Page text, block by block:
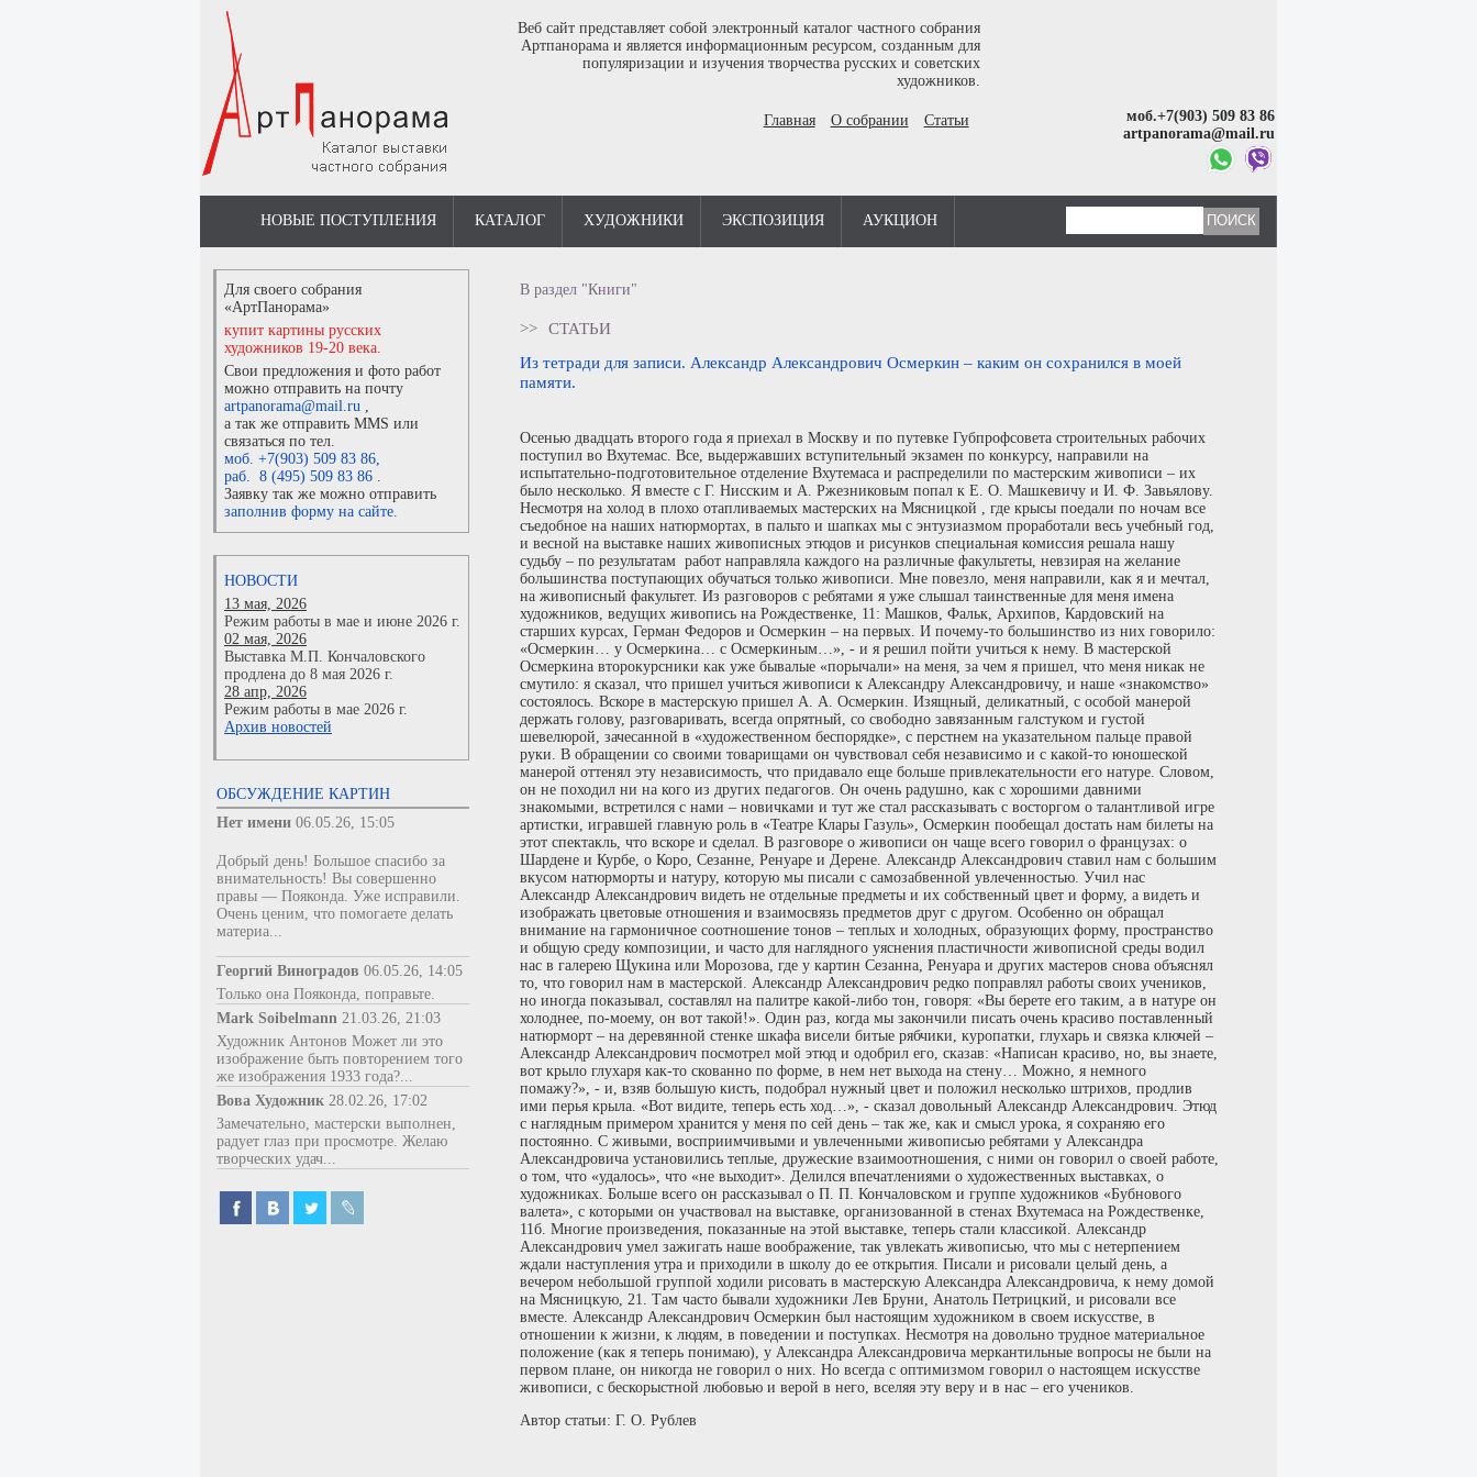
Веб сайт представляет собой электронный каталог частного собрания
Артпанорама и является информационным ресурсом, созданным для
популяризации и изучения творчества русских и советских
художников.
Главная О собрании Статьи
моб.+7(903) 509 83 86
artpanorama@mail.ru
НОВЫЕ ПОСТУПЛЕНИЯ КАТАЛОГ ХУДОЖНИКИ ЭКСПОЗИЦИЯ АУКЦИОН
Для своего собрания
«АртПанорама»
купит картины русских
художников 19-20 века.
Свои предложения и фото работ
можно отправить на почту
artpanorama@mail.ru ,
а так же отправить MMS или
связаться по тел.
моб. +7(903) 509 83 86,
раб. 8 (495) 509 83 86 .
Заявку так же можно отправить
заполнив форму на сайте.
НОВОСТИ
13 мая, 2026
Режим работы в мае и июне 2026 г.
02 мая, 2026
Выставка М.П. Кончаловского
продлена до 8 мая 2026 г.
28 апр, 2026
Режим работы в мае 2026 г.
Архив новостей
ОБСУЖДЕНИЕ КАРТИН
Нет имени 06.05.26, 15:05
Добрый день! Большое спасибо за
внимательность! Вы совершенно
правы — Пояконда. Уже исправили.
Очень ценим, что помогаете делать
материа...
Георгий Виноградов 06.05.26, 14:05
Только она Пояконда, поправьте.
Mark Soibelmann 21.03.26, 21:03
Художник Антонов Может ли это
изображение быть повторением того
же изображения 1933 года?...
Вова Художник 28.02.26, 17:02
Замечательно, мастерски выполнен,
радует глаз при просмотре. Желаю
творческих удач...
В раздел "Книги"
>> СТАТЬИ
Из тетради для записи. Александр Александрович Осмеркин – каким он сохранился в моей
памяти.
Осенью двадцать второго года я приехал в Москву и по путевке Губпрофсовета строительных рабочих
поступил во Вхутемас. Все, выдержавших вступительный экзамен по конкурсу, направили на
испытательно-подготовительное отделение Вхутемаса и распределили по мастерским живописи – их
было несколько. Я вместе с Г. Нисским и А. Ржезниковым попал к Е. О. Машкевичу и И. Ф. Завьялову.
Несмотря на холод в плохо отапливаемых мастерских на Мясницкой , где крысы поедали по ночам все
съедобное на наших натюрмортах, в пальто и шапках мы с энтузиазмом проработали весь учебный год,
и весной на выставке наших живописных этюдов и рисунков специальная комиссия решала нашу
судьбу – по результатам работ направляла каждого на различные факультеты, невзирая на желание
большинства поступающих обучаться только живописи. Мне повезло, меня направили, как я и мечтал,
на живописный факультет. Из разговоров с ребятами я уже слышал таинственные для меня имена
художников, ведущих живопись на Рождественке, 11: Машков, Фальк, Архипов, Кардовский на
старших курсах, Герман Федоров и Осмеркин – на первых. И почему-то большинство из них говорило:
«Осмеркин… у Осмеркина… с Осмеркиным…», - и я решил пойти учиться к нему. В мастерской
Осмеркина второкурсники как уже бывалые «порычали» на меня, за чем я пришел, что меня никак не
смутило: я сказал, что пришел учиться живописи к Александру Александровичу, и наше «знакомство»
состоялось. Вскоре в мастерскую пришел А. А. Осмеркин. Изящный, деликатный, с особой манерой
держать голову, разговаривать, всегда опрятный, со свободно завязанным галстуком и густой
шевелюрой, зачесанной в «художественном беспорядке», с перстнем на указательном пальце правой
руки. В обращении со своими товарищами он чувствовал себя независимо и с какой-то юношеской
манерой оттенял эту независимость, что придавало еще больше привлекательности его натуре. Словом,
он не походил ни на кого из других педагогов. Он очень радушно, как с хорошими давними
знакомыми, встретился с нами – новичками и тут же стал рассказывать с восторгом о талантливой игре
артистки, игравшей главную роль в «Театре Клары Газуль», Осмеркин пообещал достать нам билеты на
этот спектакль, что вскоре и сделал. В разговоре о живописи он чаще всего говорил о французах: о
Шардене и Курбе, о Коро, Сезанне, Ренуаре и Дерене. Александр Александрович ставил нам с большим
вкусом натюрморты и натуру, которую мы писали с самозабвенной увлеченностью. Учил нас
Александр Александрович видеть не отдельные предметы и их собственный цвет и форму, а видеть и
изображать цветовые отношения и взаимосвязь предметов друг с другом. Особенно он обращал
внимание на гармоничное соотношение тонов – теплых и холодных, образующих форму, пространство
и общую среду композиции, и часто для наглядного уяснения пластичности живописной среды водил
нас в галерею Щукина или Морозова, где у картин Сезанна, Ренуара и других мастеров снова объяснял
то, что говорил нам в мастерской. Александр Александрович редко поправлял работы своих учеников,
но иногда показывал, составлял на палитре какой-либо тон, говоря: «Вы берете его таким, а в натуре он
холоднее, по-моему, он вот такой!». Один раз, когда мы закончили писать очень красиво поставленный
натюрморт – на деревянной стенке шкафа висели битые рябчики, куропатки, глухарь и связка ключей –
Александр Александрович посмотрел мой этюд и одобрил его, сказав: «Написан красиво, но, вы знаете,
вот крыло глухаря как-то скованно по форме, в нем нет выхода на стену… Можно, я немного
помажу?», - и, взяв большую кисть, подобрал нужный цвет и положил несколько штрихов, продлив
ими перья крыла. «Вот видите, теперь есть ход…», - сказал довольный Александр Александрович. Этюд
с наглядным примером хранится у меня по сей день – так же, как и смысл урока, я сохраняю его
постоянно. С живыми, восприимчивыми и увлеченными живописью ребятами у Александра
Александровича установились теплые, дружеские взаимоотношения, с ними он говорил о своей работе,
о том, что «удалось», что «не выходит». Делился впечатлениями о художественных выставках, о
художниках. Больше всего он рассказывал о П. П. Кончаловском и группе художников «Бубнового
валета», с которыми он участвовал на выставке, организованной в стенах Вхутемаса на Рождественке,
11б. Многие произведения, показанные на этой выставке, теперь стали классикой. Александр
Александрович умел зажигать наше воображение, так увлекать живописью, что мы с нетерпением
ждали наступления утра и приходили в школу до ее открытия. Писали и рисовали целый день, а
вечером небольшой группой ходили рисовать в мастерскую Александра Александровича, к нему домой
на Мясницкую, 21. Там часто бывали художники Лев Бруни, Анатоль Петрицкий, и рисовали все
вместе. Александр Александрович Осмеркин был настоящим художником в своем искусстве, в
отношении к жизни, к людям, в поведении и поступках. Несмотря на довольно трудное материальное
положение (как я теперь понимаю), у Александра Александровича меркантильные вопросы не были на
первом плане, он никогда не говорил о них. Но всегда с оптимизмом говорил о настоящем искусстве
живописи, с бескорыстной любовью и верой в него, вселяя эту веру и в нас – его учеников.
Автор статьи: Г. О. Рублев